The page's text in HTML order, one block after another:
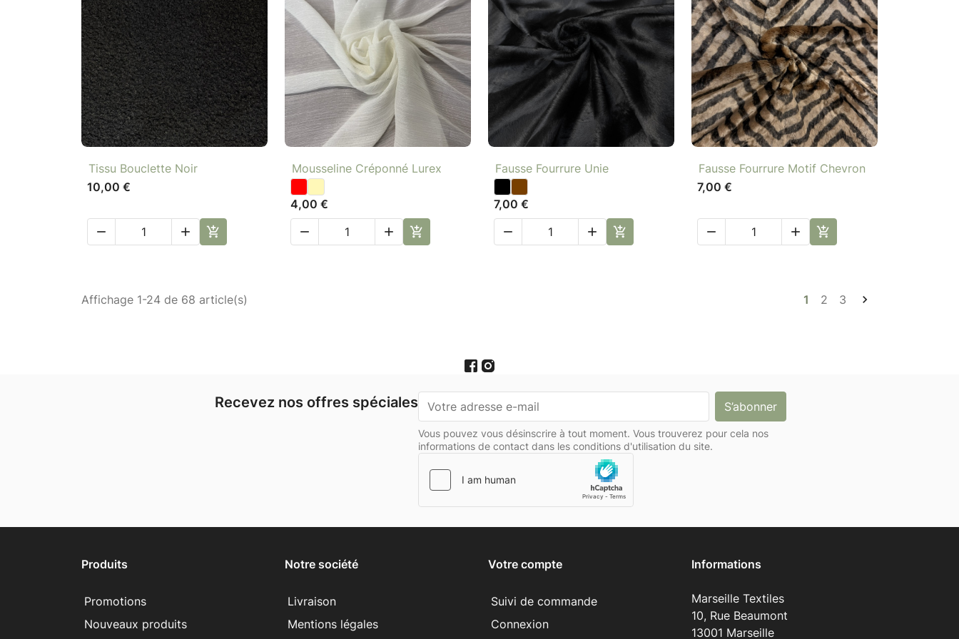
Aperçu rapide
Tissu Bouclette Noir
10,00 €
  
Aperçu rapide
Mousseline Créponné Lurex
4,00 €

 
Aperçu rapide
Fausse Fourrure Unie
7,00 €

 
Aperçu rapide
Fausse Fourrure Motif Chevron
7,00 €
  
Affichage 1-24 de 68 article(s) 1 2 3 
Recevez nos offres spéciales
Vous pouvez vous désinscrire à tout moment. Vous trouverez pour cela nos
informations de contact dans les conditions d'utilisation du site.
Produits
Promotions
Nouveaux produits
Notre société
Livraison
Mentions légales
Votre compte
Suivi de commande
Connexion
Informations
Marseille Textiles
10, Rue Beaumont
13001 Marseille